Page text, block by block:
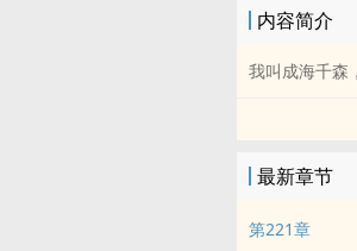
内容简介
我叫成海千森
最新章节
第221章